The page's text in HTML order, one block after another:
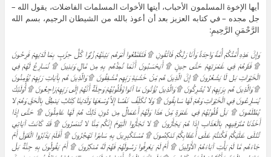
أيها الإخوة المسلمون الأحباب، أيتها الأخوات المسلمات الفاضلات، يقول الله –
جل مجده – في كتابه العزيز بعد أن أعوذ بالله من الشيطان الرجيم، بسم الله
الرَّحْمَنِ الرَّحِيمِ:
وَإِنَّ هَذِهِ أُمَّتُكُمْ أُمَّةً وَاحِدَةً وَأَنَا رَبُّكُمْ فَاتَّقُونِ ۩ فَتَقَطَّعُوا أَمْرَهُم بَيْنَهُمْ زُبُرًا كُلُّ حِزْبٍ بِمَا لَدَيْهِمْ فَرِحُونَ
۩ فَذَرْهُمْ فِي غَمْرَتِهِمْ حَتَّى حِينٍ ۩ أَيَحْسَبُونَ أَنَّمَا نُمِدُّهُم بِهِ مِن مَّالٍ وَبَنِينَ ۩ نُسَارِعُ لَهُمْ فِي
الْخَيْرَاتِ بَل لّا يَشْعُرُونَ ۩ إِنَّ الَّذِينَ هُم مِّنْ خَشْيَةِ رَبِّهِم مُّشْفِقُونَ ۩ وَالَّذِينَ هُم بِآيَاتِ رَبِّهِمْ يُؤْمِنُونَ
۩ وَالَّذِينَ هُم بِرَبِّهِمْ لا يُشْرِكُونَ ۩ وَالَّذِينَ يُؤْتُونَ مَا آتَوا وَّقُلُوبُهُمْ وَجِلَةٌ أَنَّهُمْ إِلَى رَبِّهِمْ رَاجِعُونَ ۩ أُوْلَئِكَ
يُسَارِعُونَ فِي الْخَيْرَاتِ وَهُمْ لَهَا سَابِقُونَ ۩ وَلا نُكَلِّفُ نَفْسًا إِلاَّ وُسْعَهَا وَلَدَيْنَا كِتَابٌ يَنطِقُ بِالْحَقِّ وَهُمْ لا
يُظْلَمُونَ ۩ بَلْ قُلُوبُهُمْ فِي غَمْرَةٍ مِّنْ هَذَا وَلَهُمْ أَعْمَالٌ مِن دُونِ ذَلِكَ هُمْ لَهَا عَامِلُونَ ۩ حَتَّى إِذَا
أَخَذْنَا مُتْرَفِيهِم بِالْعَذَابِ إِذَا هُمْ يَجْأَرُونَ ۩ لا تَجْأَرُوا الْيَوْمَ إِنَّكُم مِّنَّا لا تُنصَرُونَ ۩ قَدْ كَانَتْ آيَاتِي
تُتْلَى عَلَيْكُمْ فَكُنتُمْ عَلَى أَعْقَابِكُمْ تَنكِصُونَ ۩ مُسْتَكْبِرِينَ بِهِ سَامِرًا تَهْجُرُونَ ۩ أَفَلَمْ يَدَّبَّرُوا الْقَوْلَ أَمْ
جَاءَهُم مَّا لَمْ يَأْتِ آبَاءَهُمُ الأَوَّلِينَ ۩ أَمْ لَمْ يَعْرِفُوا رَسُولَهُمْ فَهُمْ لَهُ مُنكِرُونَ ۩ أَمْ يَقُولُونَ بِهِ جِنَّةٌ بَلْ